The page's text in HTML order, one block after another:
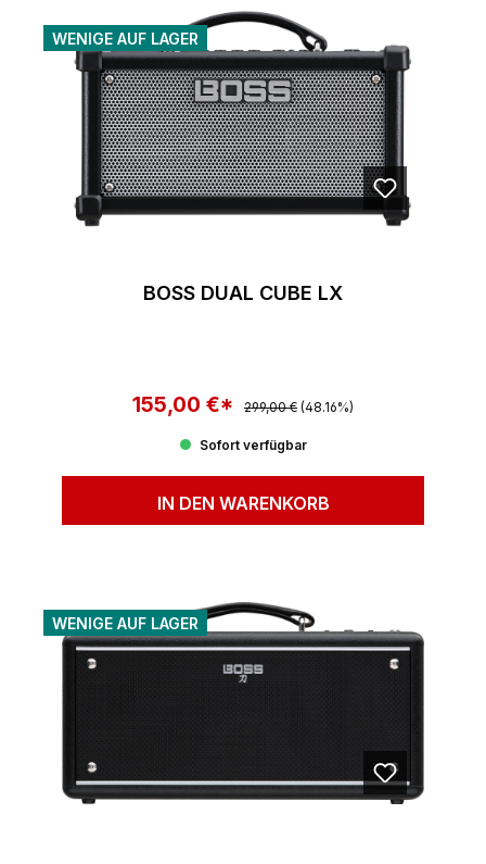
WENIGE AUF LAGER
BOSS DUAL CUBE LX
Verkaufspreis:
155,00 €* Regulärer Preis:
299,00 € (48.16%)
Sofort verfügbar
IN DEN WARENKORB
WENIGE AUF LAGER